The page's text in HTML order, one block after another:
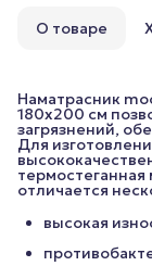
О товаре
Наматрасник
180x200 cм
загрязнений,
Для
отличается
высокая